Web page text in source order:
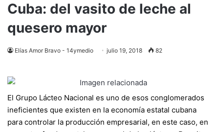
Cuba: del vasito de leche al
quesero mayor
Elías Amor Bravo - 14ymedio julio 19, 2018 82
El Grupo Lácteo Nacional es uno de esos conglomerados
ineficientes que existen en la economía estatal cubana
para controlar la producción empresarial, en este caso, en